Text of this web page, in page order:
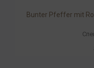
Bunter Pfeffer mit